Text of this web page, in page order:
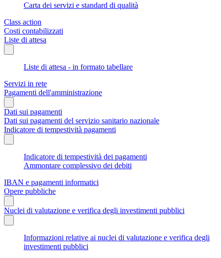
Carta dei servizi e standard di qualità
Class action
Costi contabilizzati
Liste di attesa
Liste di attesa - in formato tabellare
Servizi in rete
Pagamenti dell'amministrazione
Dati sui pagamenti
Dati sui pagamenti del servizio sanitario nazionale
Indicatore di tempestività pagamenti
Indicatore di tempestività dei pagamenti
Ammontare complessivo dei debiti
IBAN e pagamenti informatici
Opere pubbliche
Nuclei di valutazione e verifica degli investimenti pubblici
Informazioni relative ai nuclei di valutazione e verifica degli
investimenti pubblici